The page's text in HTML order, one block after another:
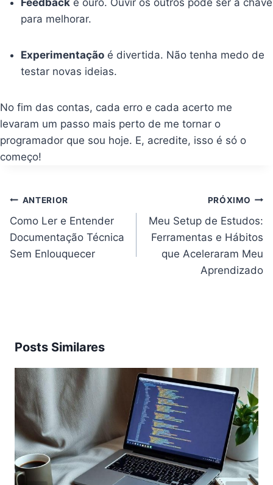
Feedback é ouro. Ouvir os outros pode ser a chave
para melhorar.
Experimentação é divertida. Não tenha medo de
testar novas ideias.
No fim das contas, cada erro e cada acerto me
levaram um passo mais perto de me tornar o
programador que sou hoje. E, acredite, isso é só o
começo!
Navegação
Post
ANTERIOR
Como Ler e Entender
Documentação Técnica
Sem Enlouquecer
PRÓXIMO
Meu Setup de Estudos:
Ferramentas e Hábitos
que Aceleraram Meu
Aprendizado
Posts Similares